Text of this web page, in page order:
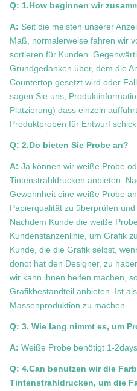
Q: 1.How beginnen wir
A: Seit die meisten unserer
Maß, normalerweise fahren wir
sortieren für Kunden.
Grundgedanken über, dem die
Countertop gesetzt wird oder
sagen Sie uns,
Platzierung) dass einzeln
Produktproben für Entwurf
Q: 2.Do bieten Sie Probe an?
A: Ja können wir weiße Probe
Tintenstrahldrucken anbieten.
Gewohnheit eine weiße Probe
Papierqualität zu überprüfen
Nachdem Kunde die weiße
Kundenstanzenlinie, um Grafik
Kunde, die die Grafik selbst,
donot hat den Designer, zu
wir kann ihnen helfen machen,
Grafikbestandteil anbieten. Ist
Massenproduktion zu machen.
Q: 3. Wie lang nimmt es, um
A: Weiße Probe benötigt 1-
Q: 4.Can benutzen wir die
Tintenstrahldrucken, um die